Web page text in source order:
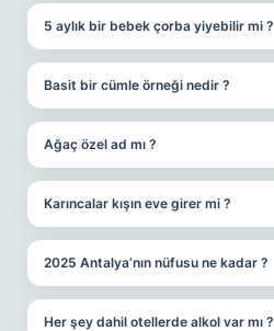
5 aylık bir bebek çorba yiyebilir mi ?
Basit bir cümle örneği nedir ?
Ağaç özel ad mı ?
Karıncalar kışın eve girer mi ?
2025 Antalya’nın nüfusu ne kadar ?
Her şey dahil otellerde alkol var mı ?